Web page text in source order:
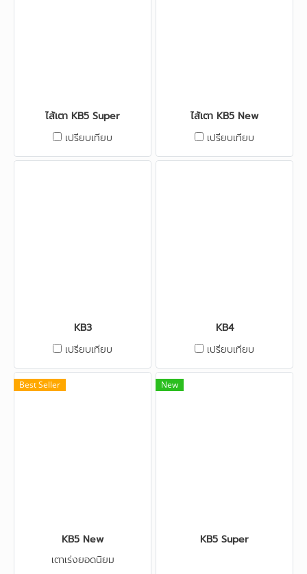
ไส้เตา KB5 Super
เปรียบเทียบ
ไส้เตา KB5 New
เปรียบเทียบ
KB3
เปรียบเทียบ
KB4
เปรียบเทียบ
Best Seller
KB5 New
เตาเร่งยอดนิยม
New
KB5 Super